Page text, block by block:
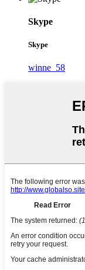
Skype
Skype
winne_58